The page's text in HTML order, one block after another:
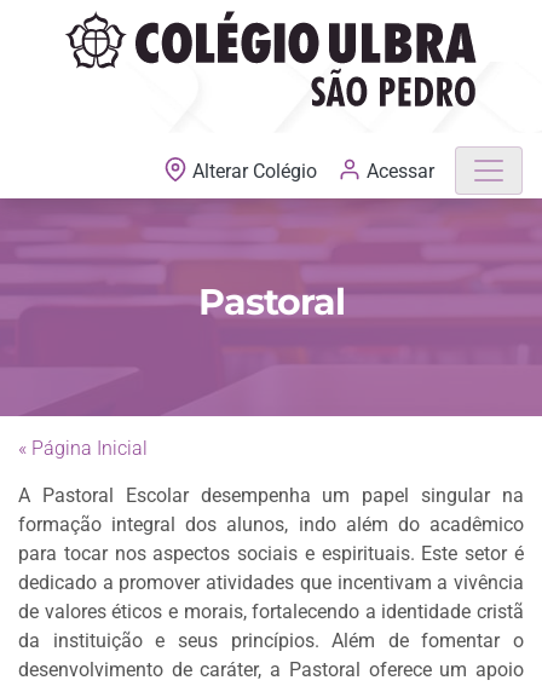
MATRÍCULAS ABERTAS
Alterar Colégio Acessar
Pastoral
« Página Inicial
A Pastoral Escolar desempenha um papel singular na
formação integral dos alunos, indo além do acadêmico
para tocar nos aspectos sociais e espirituais. Este setor é
dedicado a promover atividades que incentivam a vivência
de valores éticos e morais, fortalecendo a identidade cristã
da instituição e seus princípios. Além de fomentar o
desenvolvimento de caráter, a Pastoral oferece um apoio